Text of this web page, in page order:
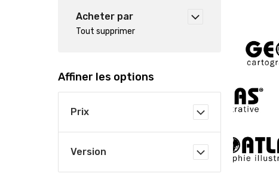
Acheter par
Tout supprimer
Affiner les options
Prix
Version